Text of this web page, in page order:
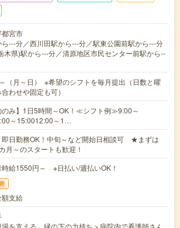
宮市
---分／西川田駅から---分／駅東公園前駅から---分
木県)駅から---分／清原地区市民センター前駅から--
（月～日） ※希望のシフトを毎月提出（日数と曜
わせや固定も可）
み】1日5時間～OK！≪シフト例≫9:00～
～15:0012:00～1…
即日勤務OK！中旬～など開始日相談可 ★まずは
月～のスタートも歓迎！
時給1550円～ ※日払い/週払いOK！
支給
場を支える、縁の下の力持ち＞病院内で看護師さん